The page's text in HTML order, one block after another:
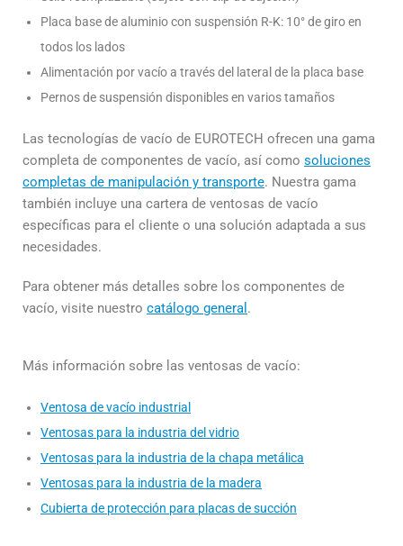
Placa base de aluminio con suspensión R-K: 10° de giro en
todos los lados
Alimentación por vacío a través del lateral de la placa base
Pernos de suspensión disponibles en varios tamaños
Las tecnologías de vacío de EUROTECH ofrecen una gama
completa de componentes de vacío, así como soluciones
completas de manipulación y transporte. Nuestra gama
también incluye una cartera de ventosas de vacío
específicas para el cliente o una solución adaptada a sus
necesidades.
Para obtener más detalles sobre los componentes de
vacío, visite nuestro catálogo general .
Más información sobre las ventosas de vacío:
Ventosa de vacío industrial
Ventosas para la industria del vidrio
Ventosas para la industria de la chapa metálica
Ventosas para la industria de la madera
Cubierta de protección para placas de succión